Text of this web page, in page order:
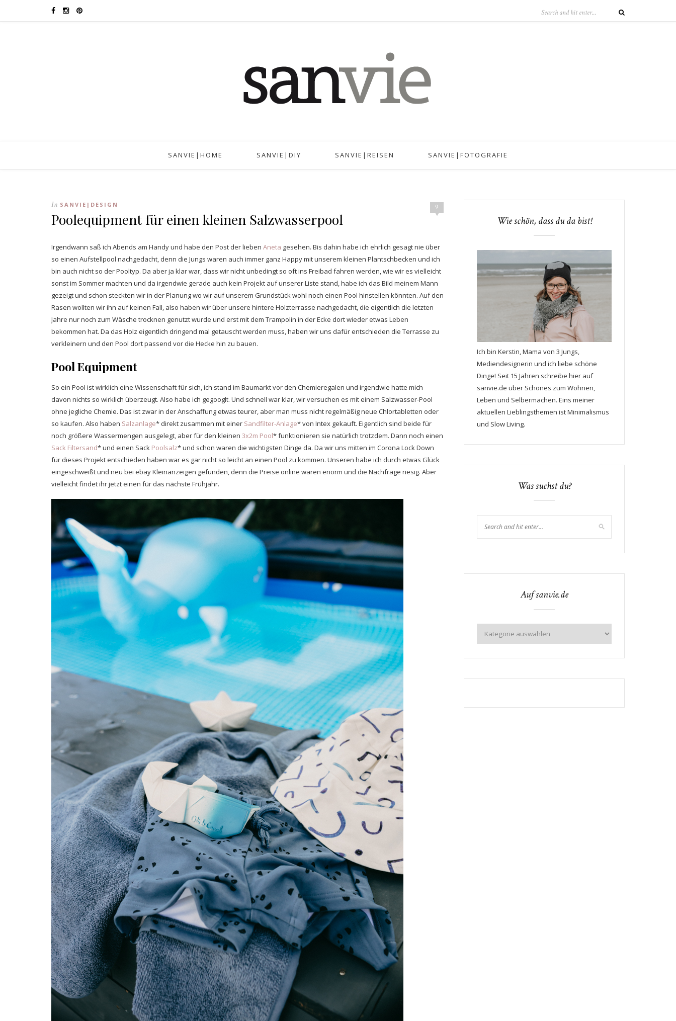
SANVIE|HOME SANVIE|DIY SANVIE|REISEN SANVIE|FOTOGRAFIE
9
In SANVIE|DESIGN
Poolequipment für einen kleinen Salzwasserpool
Irgendwann saß ich Abends am Handy und habe den Post der lieben Aneta gesehen. Bis dahin habe ich ehrlich gesagt nie über
so einen Aufstellpool nachgedacht, denn die Jungs waren auch immer ganz Happy mit unserem kleinen Plantschbecken und ich
bin auch nicht so der Pooltyp. Da aber ja klar war, dass wir nicht unbedingt so oft ins Freibad fahren werden, wie wir es vielleicht
sonst im Sommer machten und da irgendwie gerade auch kein Projekt auf unserer Liste stand, habe ich das Bild meinem Mann
gezeigt und schon steckten wir in der Planung wo wir auf unserem Grundstück wohl noch einen Pool hinstellen könnten. Auf den
Rasen wollten wir ihn auf keinen Fall, also haben wir über unsere hintere Holzterrasse nachgedacht, die eigentlich die letzten
Jahre nur noch zum Wäsche trocknen genutzt wurde und erst mit dem Trampolin in der Ecke dort wieder etwas Leben
bekommen hat. Da das Holz eigentlich dringend mal getauscht werden muss, haben wir uns dafür entschieden die Terrasse zu
verkleinern und den Pool dort passend vor die Hecke hin zu bauen.
Pool Equipment
So ein Pool ist wirklich eine Wissenschaft für sich, ich stand im Baumarkt vor den Chemieregalen und irgendwie hatte mich
davon nichts so wirklich überzeugt. Also habe ich gegooglt. Und schnell war klar, wir versuchen es mit einem Salzwasser-Pool
ohne jegliche Chemie. Das ist zwar in der Anschaffung etwas teurer, aber man muss nicht regelmäßig neue Chlortabletten oder
so kaufen. Also haben Salzanlage* direkt zusammen mit einer Sandfilter-Anlage* von Intex gekauft. Eigentlich sind beide für
noch größere Wassermengen ausgelegt, aber für den kleinen 3x2m Pool* funktionieren sie natürlich trotzdem. Dann noch einen
Sack Filtersand* und einen Sack Poolsalz* und schon waren die wichtigsten Dinge da. Da wir uns mitten im Corona Lock Down
für dieses Projekt entschieden haben war es gar nicht so leicht an einen Pool zu kommen. Unseren habe ich durch etwas Glück
eingeschweißt und neu bei ebay Kleinanzeigen gefunden, denn die Preise online waren enorm und die Nachfrage riesig. Aber
vielleicht findet ihr jetzt einen für das nächste Frühjahr.
Wie schön, dass du da bist!
Ich bin Kerstin, Mama von 3 Jungs,
Mediendesignerin und ich liebe schöne
Dinge! Seit 15 Jahren schreibe hier auf
sanvie.de über Schönes zum Wohnen,
Leben und Selbermachen. Eins meiner
aktuellen Lieblingsthemen ist Minimalismus
und Slow Living.
Was suchst du?
Auf sanvie.de